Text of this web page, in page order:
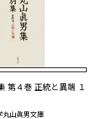
第４巻 正統と異端 １
丸山眞男文庫